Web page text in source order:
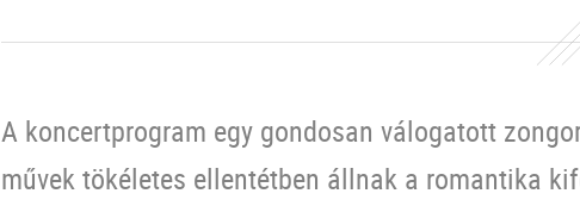
A koncertprogram egy gondosan válogatott
művek tökéletes ellentétben állnak a romantika